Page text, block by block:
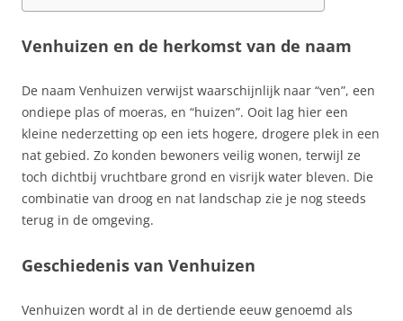
Venhuizen en de herkomst van de naam
De naam Venhuizen verwijst waarschijnlijk naar “ven”, een
ondiepe plas of moeras, en “huizen”. Ooit lag hier een
kleine nederzetting op een iets hogere, drogere plek in een
nat gebied. Zo konden bewoners veilig wonen, terwijl ze
toch dichtbij vruchtbare grond en visrijk water bleven. Die
combinatie van droog en nat landschap zie je nog steeds
terug in de omgeving.
Geschiedenis van Venhuizen
Venhuizen wordt al in de dertiende eeuw genoemd als